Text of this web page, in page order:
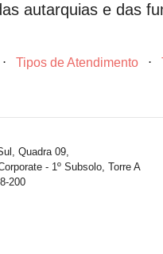
autarquias e das
⋅ Tipos de Atendimento ⋅
Quadra 09,
- 1º Subsolo, Torre A
200